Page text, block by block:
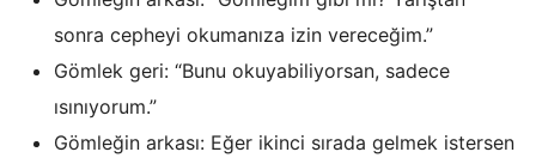
sonra cepheyi okumanıza izin vereceğim.”
Gömlek geri: “Bunu okuyabiliyorsan, sadece
ısınıyorum.”
Gömleğin arkası: Eğer ikinci sırada gelmek istersen